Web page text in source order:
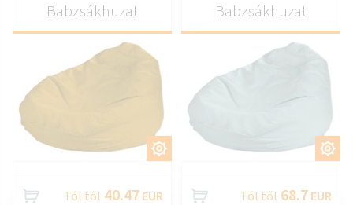
TESTRESZAB
Babzsákhuzat
Tól től 40.47 EUR
TESTRESZAB
Babzsákhuzat
Tól től 68.7 EUR